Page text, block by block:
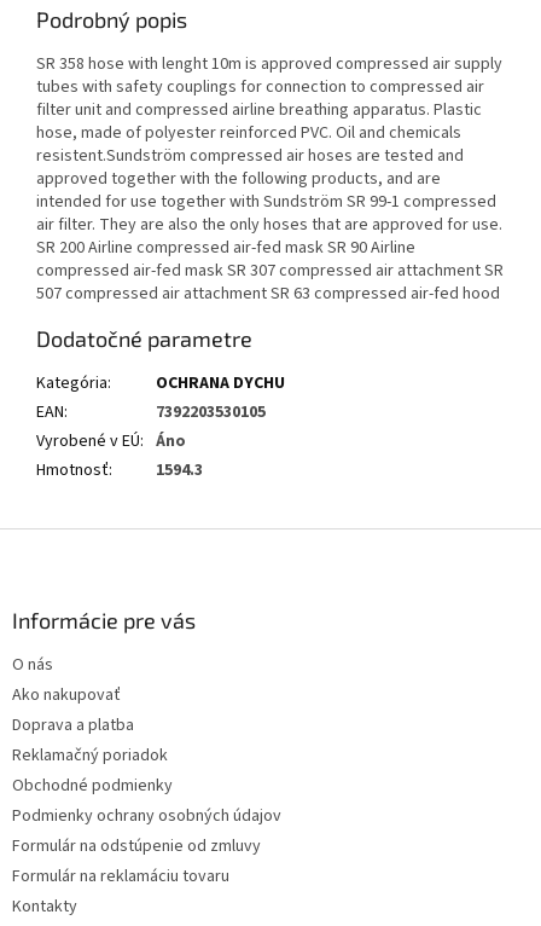
Podrobný popis
SR 358 hose with lenght 10m is approved compressed air supply
tubes with safety couplings for connection to compressed air
filter unit and compressed airline breathing apparatus. Plastic
hose, made of polyester reinforced PVC. Oil and chemicals
resistent.Sundström compressed air hoses are tested and
approved together with the following products, and are
intended for use together with Sundström SR 99-1 compressed
air filter. They are also the only hoses that are approved for use.
SR 200 Airline compressed air-fed mask SR 90 Airline
compressed air-fed mask SR 307 compressed air attachment SR
507 compressed air attachment SR 63 compressed air-fed hood
Dodatočné parametre
Kategória:
OCHRANA DYCHU
EAN:
7392203530105
Vyrobené v EÚ: Áno
Hmotnosť: 1594.3
Informácie pre vás
O nás
Ako nakupovať
Doprava a platba
Reklamačný poriadok
Obchodné podmienky
Podmienky ochrany osobných údajov
Formulár na odstúpenie od zmluvy
Formulár na reklamáciu tovaru
Kontakty